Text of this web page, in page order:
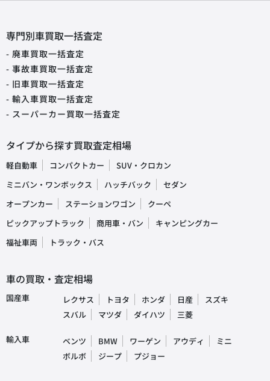
専門別車買取一括査定
- 廃車買取一括査定
- 事故車買取一括査定
- 旧車買取一括査定
- 輸入車買取一括査定
- スーパーカー買取一括査定
タイプから探す買取査定相場
軽自動車 コンパクトカー
SUV・クロカン
ミニバン・ワンボックス
ハッチバック
セダン
オープンカー
ステーションワゴン
クーペ
ピックアップトラック
商用車・バン
キャンピングカー
福祉車両
トラック・バス
車の買取・査定相場
国産車 レクサス トヨタ ホンダ 日産
スズキ
スバル
マツダ ダイハツ 三菱
輸入車 ベンツ BMW ワーゲン アウディ
ミニ
ボルボ
ジープ プジョー